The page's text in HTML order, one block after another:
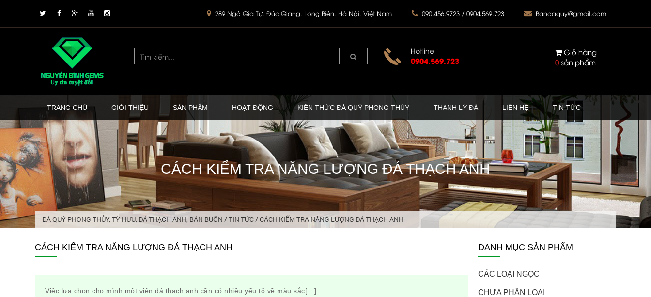
289 Ngô Gia Tự, Đức Giang, Long Biên, Hà Nội, Việt Nam 090.456.9723 / 0904.569.723 Bandaquy@gmail.com
Hotline
0904.569.723
Giỏ hàng
0 sản phẩm
TRANG CHỦ GIỚI THIỆU SẢN PHẨM HOẠT ĐỘNG KIẾN THỨC ĐÁ QUÝ PHONG THỦY THANH LÝ ĐÁ LIÊN HỆ TIN TỨC
CÁCH KIỂM TRA NĂNG LƯỢNG ĐÁ THẠCH ANH
ĐÁ QUÝ PHONG THỦY, TỲ HƯU, ĐÁ THẠCH ANH, BÁN BUÔN /TIN TỨC/CÁCH KIỂM TRA NĂNG LƯỢNG ĐÁ THẠCH ANH
CÁCH KIỂM TRA NĂNG LƯỢNG ĐÁ THẠCH ANH
Việc lựa chọn cho mình một viên đá thạch anh cần có nhiều yếu tố về màu sắc[…]
DANH MỤC SẢN PHẨM
CÁC LOẠI NGỌC
CHƯA PHÂN LOẠI